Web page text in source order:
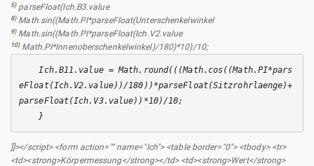
5) parseFloat(Ich.B3.value
8) Math.sin((Math.PI*parseFloat(Unterschenkelwinkel
9) Math.sin((Math.PI*parseFloat(Ich.V2.value
10) Math.PI*Innenoberschenkelwinkel)/180)*10)/10;
    Ich.B11.value = Math.round(((Math.cos((Math.PI*pars
eFloat(Ich.V2.value))/180))*parseFloat(Sitzrohrlaenge)+
parseFloat(Ich.V3.value))*10)/10;
    }
]]></script> <form action="" name="Ich"> <table border="0"> <tbody> <tr>
<td><strong>Körpermessung</strong></td> <td><strong>Wert</strong>